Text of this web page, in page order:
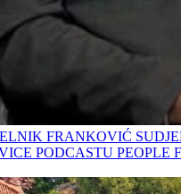
FRANKOVIĆ
PODCASTU PEOPLE